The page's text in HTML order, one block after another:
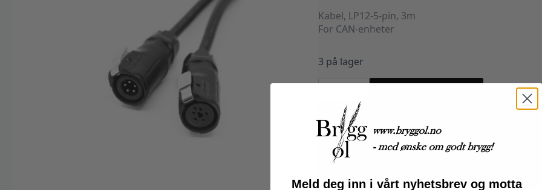
Kabel, LP12-5-pin, 3m
For CAN-enheter
3 på lager
Produktnummer: Tilbehør
Meld deg inn i vårt nyhetsbrev og motta